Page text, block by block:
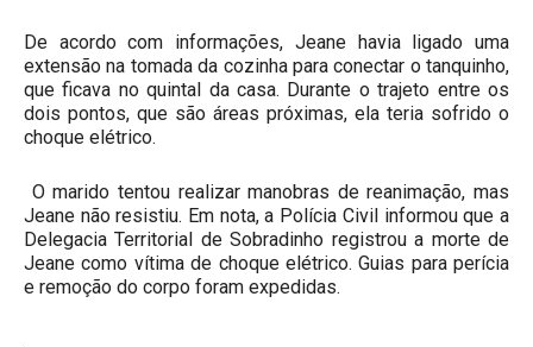
De acordo com informações, Jeane havia ligado uma
extensão na tomada da cozinha para conectar o tanquinho,
que ficava no quintal da casa. Durante o trajeto entre os
dois pontos, que são áreas próximas, ela teria sofrido o
choque elétrico.
O marido tentou realizar manobras de reanimação, mas
Jeane não resistiu. Em nota, a Polícia Civil informou que a
Delegacia Territorial de Sobradinho registrou a morte de
Jeane como vítima de choque elétrico. Guias para perícia
e remoção do corpo foram expedidas.